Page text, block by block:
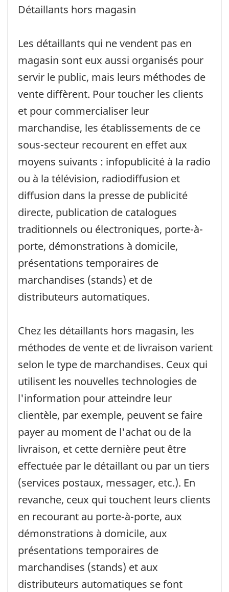
Détaillants hors magasin
Les détaillants qui ne vendent pas en
magasin sont eux aussi organisés pour
servir le public, mais leurs méthodes de
vente diffèrent. Pour toucher les clients
et pour commercialiser leur
marchandise, les établissements de ce
sous-secteur recourent en effet aux
moyens suivants : infopublicité à la radio
ou à la télévision, radiodiffusion et
diffusion dans la presse de publicité
directe, publication de catalogues
traditionnels ou électroniques, porte-à-
porte, démonstrations à domicile,
présentations temporaires de
marchandises (stands) et de
distributeurs automatiques.
Chez les détaillants hors magasin, les
méthodes de vente et de livraison varient
selon le type de marchandises. Ceux qui
utilisent les nouvelles technologies de
l'information pour atteindre leur
clientèle, par exemple, peuvent se faire
payer au moment de l'achat ou de la
livraison, et cette dernière peut être
effectuée par le détaillant ou par un tiers
(services postaux, messager, etc.). En
revanche, ceux qui touchent leurs clients
en recourant au porte-à-porte, aux
démonstrations à domicile, aux
présentations temporaires de
marchandises (stands) et aux
distributeurs automatiques se font